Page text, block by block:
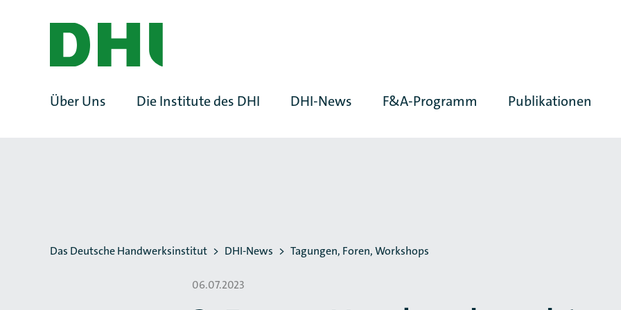
ZUM HAUPTINHALT SPRINGEN
Über Uns Die Institute des DHI DHI-News F&A-Programm Publikationen
Sie befinden sich hier:
Das Deutsche Handwerksinstitut DHI-News Tagungen, Foren, Workshops
06.07.2023